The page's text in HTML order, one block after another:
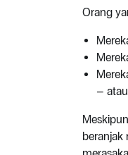
Orang
–
beranjak